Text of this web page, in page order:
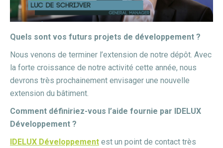
Quels sont vos futurs projets de développement ?
Nous venons de terminer l’extension de notre dépôt. Avec
la forte croissance de notre activité cette année, nous
devrons très prochainement envisager une nouvelle
extension du bâtiment.
Comment définiriez-vous l’aide fournie par IDELUX
Développement ?
IDELUX Développement est un point de contact très